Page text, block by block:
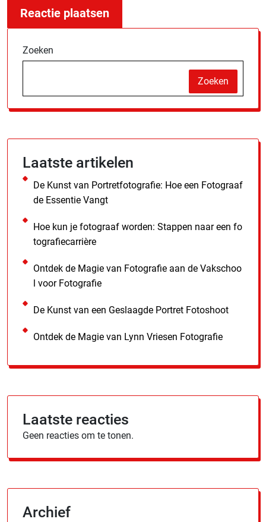
Zoeken
Zoeken
Laatste artikelen
De Kunst van Portretfotografie: Hoe een Fotograaf
de Essentie Vangt
Hoe kun je fotograaf worden: Stappen naar een fo
tografiecarrière
Ontdek de Magie van Fotografie aan de Vakschoo
l voor Fotografie
De Kunst van een Geslaagde Portret Fotoshoot
Ontdek de Magie van Lynn Vriesen Fotografie
Laatste reacties
Geen reacties om te tonen.
Archief